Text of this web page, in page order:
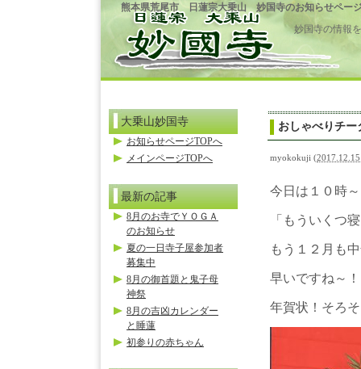
熊本県荒尾市 日蓮宗大乗山 妙国寺のお知らせペー
妙国寺の情報
おしゃべりチ
myokokuji (
今日は１０時
「もういくつ
もう１２月も
早いですね～！
年賀状！そろ
大乗山妙国寺
お知らせページTOPへ
メインページTOPへ
最新の記事
8月のお寺でＹＯＧＡ
のお知らせ
夏の一日寺子屋参加者
募集中
8月の御首題と鬼子母
神祭
8月の吉凶カレンダー
と睡蓮
初参りの赤ちゃん